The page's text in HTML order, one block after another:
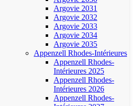
Argovie 2031
Argovie 2032
Argovie 2033
Argovie 2034
Argovie 2035
Appenzell Rhodes-Intérieures
Appenzell Rhodes-
Intérieures 2025
Appenzell Rhodes-
Intérieures 2026
Appenzell Rhodes-